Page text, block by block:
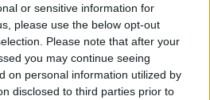
or sensitive information for
please use the below opt-out
Please note that after your
you may continue seeing
on personal information utilized by
disclosed to third parties prior to